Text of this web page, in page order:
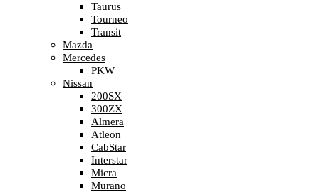
Taurus
Tourneo
Transit
Mazda
Mercedes
PKW
Nissan
200SX
300ZX
Almera
Atleon
CabStar
Interstar
Micra
Murano